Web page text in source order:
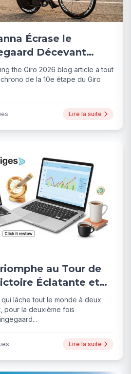
Écrase le
Décevant
Menace
the Giro 2026 blog article a tout
de la 10e étape du Giro
Lire la suite
au Tour de
Éclatante et
lâche tout le monde à deux
pour la deuxième fois
Lire la suite